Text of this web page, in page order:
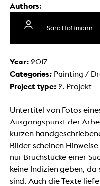
Authors:
Sara Hoffmann
Year: 2017
Categories: Painting /
Project type: 2. Projekt
Untertitel von Fotos
Ausgangspunkt der
kurzen
Bilder scheinen
nur Bruchstücke einer
keine Indizien geben,
sind. Auch die Texte